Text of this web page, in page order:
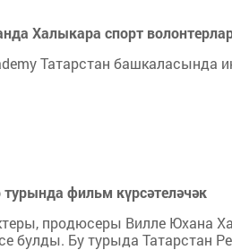
Халыкара спорт
Татарстан башкаласында
фильм күрсәтеләчәк
продюсеры Вилле Юхана
булды. Бу турыда Татарстан